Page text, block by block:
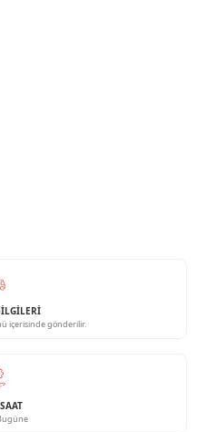
içerisinde gönderilir.